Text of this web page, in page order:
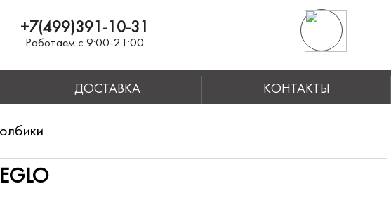
+7(499)391-10-31
Работаем с 9:00-21:00
ДОСТАВКА КОНТАКТЫ